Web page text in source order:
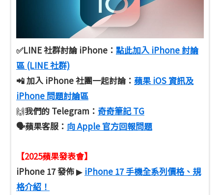
✅LINE 社群討論 iPhone： 點此加入 iPhone 討論
區 (LINE 社群)
📲 加入 iPhone 社團一起討論： 蘋果 iOS 資訊及
iPhone 問題討論區
🙌我們的 Telegram： 奇奇筆記 TG
🗣️蘋果客服： 向 Apple 官方回報問題
【2025蘋果發表會】
iPhone 17 發佈▶ iPhone 17 手機全系列價格、規
格介紹！